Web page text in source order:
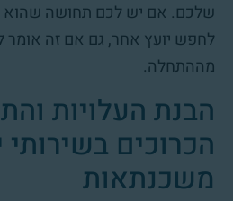
שלכם. אם יש לכם תחושה שהוא
לחפש יועץ אחר, גם אם זה אומר
מההתחלה.
הבנת העלויות
הכרוכים בשירותי
משכנתאות